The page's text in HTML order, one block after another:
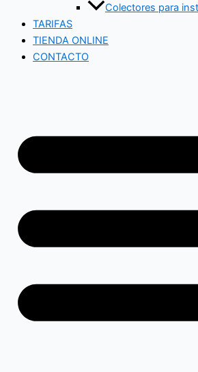
Colectores para
TARIFAS
TIENDA ONLINE
CONTACTO